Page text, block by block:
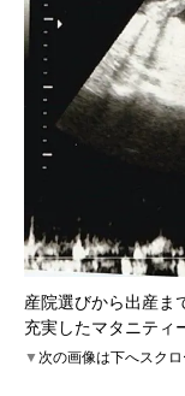
産院選びから出産ま
充実したマタニティ
▼次の画像は下へスク